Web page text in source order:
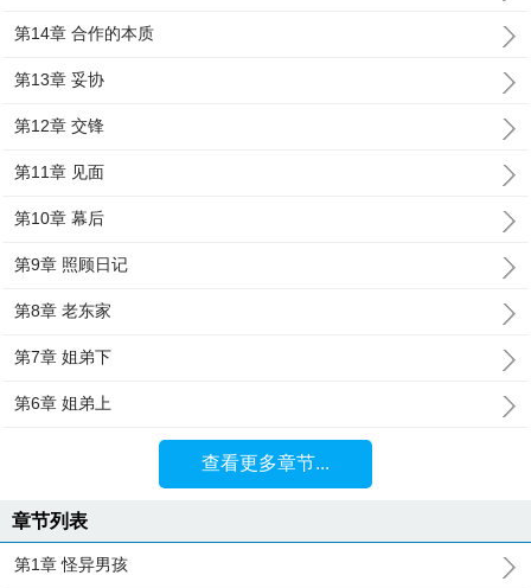
第14章 合作的本质
第13章 妥协
第12章 交锋
第11章 见面
第10章 幕后
第9章 照顾日记
第8章 老东家
第7章 姐弟下
第6章 姐弟上
查看更多章节...
章节列表
第1章 怪异男孩